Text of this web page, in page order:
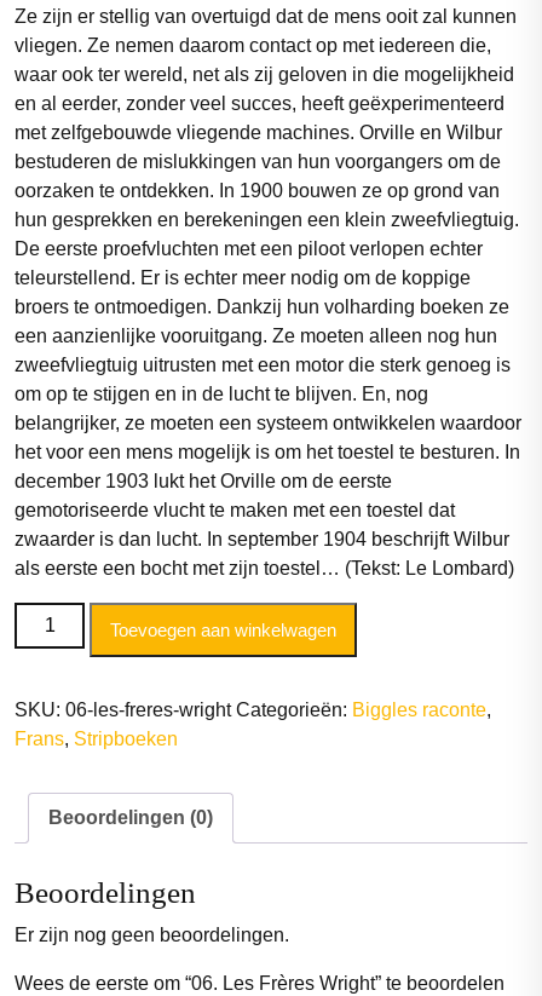
Ze zijn er stellig van overtuigd dat de mens ooit zal kunnen
vliegen. Ze nemen daarom contact op met iedereen die,
waar ook ter wereld, net als zij geloven in die mogelijkheid
en al eerder, zonder veel succes, heeft geëxperimenteerd
met zelfgebouwde vliegende machines. Orville en Wilbur
bestuderen de mislukkingen van hun voorgangers om de
oorzaken te ontdekken. In 1900 bouwen ze op grond van
hun gesprekken en berekeningen een klein zweefvliegtuig.
De eerste proefvluchten met een piloot verlopen echter
teleurstellend. Er is echter meer nodig om de koppige
broers te ontmoedigen. Dankzij hun volharding boeken ze
een aanzienlijke vooruitgang. Ze moeten alleen nog hun
zweefvliegtuig uitrusten met een motor die sterk genoeg is
om op te stijgen en in de lucht te blijven. En, nog
belangrijker, ze moeten een systeem ontwikkelen waardoor
het voor een mens mogelijk is om het toestel te besturen. In
december 1903 lukt het Orville om de eerste
gemotoriseerde vlucht te maken met een toestel dat
zwaarder is dan lucht. In september 1904 beschrijft Wilbur
als eerste een bocht met zijn toestel… (Tekst: Le Lombard)
Les
Wright
aantal
Toevoegen aan winkelwagen
SKU: 06-les-freres-wright Categorieën: Biggles raconte,
Frans, Stripboeken
Beoordelingen (0)
Beoordelingen
Er zijn nog geen beoordelingen.
Wees de eerste om “06. Les Frères Wright” te beoordelen